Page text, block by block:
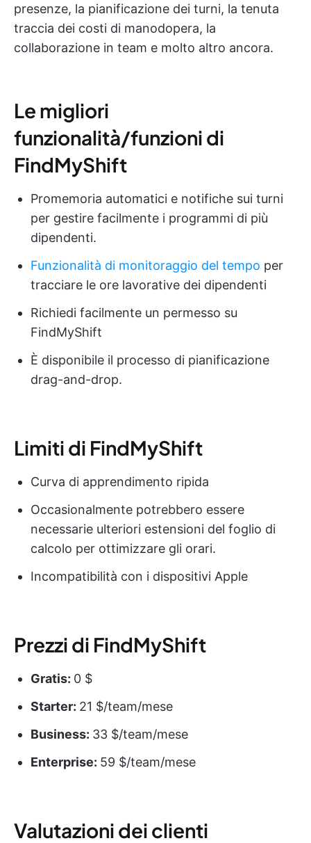
presenze, la pianificazione dei turni, la tenuta
traccia dei costi di manodopera, la
collaborazione in team e molto altro ancora.
Le migliori
funzionalità/funzioni di
FindMyShift
Promemoria automatici e notifiche sui turni
per gestire facilmente i programmi di più
dipendenti.
Funzionalità di monitoraggio del tempo per
tracciare le ore lavorative dei dipendenti
Richiedi facilmente un permesso su
FindMyShift
È disponibile il processo di pianificazione
drag-and-drop.
Limiti di FindMyShift
Curva di apprendimento ripida
Occasionalmente potrebbero essere
necessarie ulteriori estensioni del foglio di
calcolo per ottimizzare gli orari.
Incompatibilità con i dispositivi Apple
Prezzi di FindMyShift
Gratis: 0 $
Starter: 21 $/team/mese
Business: 33 $/team/mese
Enterprise: 59 $/team/mese
Valutazioni dei clienti